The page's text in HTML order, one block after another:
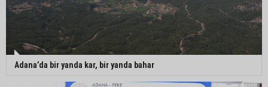
Adana’da bir yanda kar, bir yanda bahar